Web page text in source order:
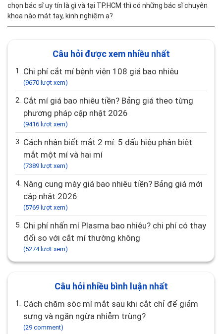
chọn bác sĩ uy tín là gì và tại TP.HCM thì có những bác sĩ chuyên
khoa nào mát tay, kinh nghiệm ạ?
Câu hỏi được xem nhiều nhất
1. Chi phí cắt mí bệnh viện 108 giá bao nhiêu
(9670 lượt xem)
2. Cắt mí giá bao nhiêu tiền? Bảng giá theo từng
phương pháp cập nhật 2026
(9416 lượt xem)
3. Cách nhận biết mắt 2 mí: 5 dấu hiệu phân biệt
mắt một mí và hai mí
(7389 lượt xem)
4. Nâng cung mày giá bao nhiêu tiền? Bảng giá mới
cập nhật 2026
(5769 lượt xem)
5. Chi phí nhấn mí Plasma bao nhiêu? chi phí có thay
đổi so với cắt mí thường không
(5274 lượt xem)
Câu hỏi nhiều bình luận nhất
1. Cách chăm sóc mí mắt sau khi cắt chỉ để giảm
sưng và ngăn ngừa nhiễm trùng?
(29 comment)